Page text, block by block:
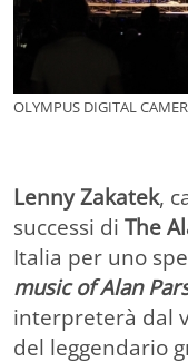
OLYMPUS DIGITAL
Lenny Zakatek,
successi di The
Italia per uno
music of Alan
interpreterà dal
del leggendario